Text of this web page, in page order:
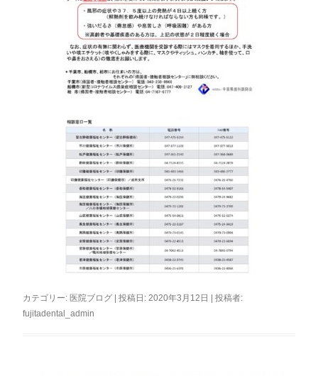
カテゴリー: 医院ブログ | 投稿日: 2020年3月12日 |投稿者:
fujitadental_admin